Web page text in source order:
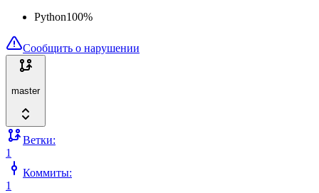
Python100%
Сообщить о нарушении
master
Ветки:
1
Коммиты:
1